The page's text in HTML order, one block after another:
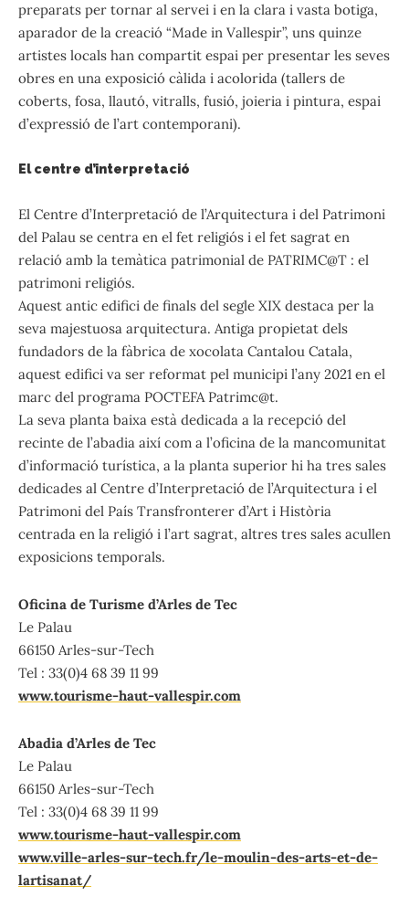
preparats per tornar al servei i en la clara i vasta botiga,
aparador de la creació “Made in Vallespir”, uns quinze
artistes locals han compartit espai per presentar les seves
obres en una exposició càlida i acolorida (tallers de
coberts, fosa, llautó, vitralls, fusió, joieria i pintura, espai
d’expressió de l’art contemporani).
El centre d’interpretació
El Centre d’Interpretació de l’Arquitectura i del Patrimoni
del Palau se centra en el fet religiós i el fet sagrat en
relació amb la temàtica patrimonial de PATRIMC@T : el
patrimoni religiós.
Aquest antic edifici de finals del segle XIX destaca per la
seva majestuosa arquitectura. Antiga propietat dels
fundadors de la fàbrica de xocolata Cantalou Catala,
aquest edifici va ser reformat pel municipi l’any 2021 en el
marc del programa POCTEFA Patrimc@t.
La seva planta baixa està dedicada a la recepció del
recinte de l’abadia així com a l’oficina de la mancomunitat
d’informació turística, a la planta superior hi ha tres sales
dedicades al Centre d’Interpretació de l’Arquitectura i el
Patrimoni del País Transfronterer d’Art i Història
centrada en la religió i l’art sagrat, altres tres sales acullen
exposicions temporals.
Oficina de Turisme d’Arles de Tec
Le Palau
66150 Arles-sur-Tech
Tel : 33(0)4 68 39 11 99
www.tourisme-haut-vallespir.com
Abadia d’Arles de Tec
Le Palau
66150 Arles-sur-Tech
Tel : 33(0)4 68 39 11 99
www.tourisme-haut-vallespir.com
www.ville-arles-sur-tech.fr/le-moulin-des-arts-et-de-
lartisanat/